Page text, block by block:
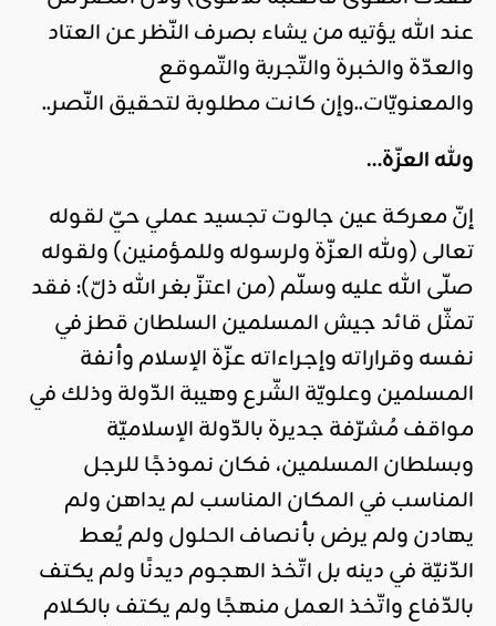
عند الله يؤتيه من يشاء بصرف النّظر عن العتاد
والعدّة والخبرة والتّجربة والتّموقع
والمعنويّات..وإن كانت مطلوبة لتحقيق النّصر..
ولله العزّة…
إنّ معركة عين جالوت تجسيد عملي حيّ لقوله
تعالى (ولله العزّة ولرسوله وللمؤمنين) ولقوله
صلّى الله عليه وسلّم (من اعتزّ بغر الله ذلّ): فقد
تمثّل قائد جيش المسلمين السلطان قطز في
نفسه وقراراته وإجراءاته عزّة الإسلام وأنفة
المسلمين وعلويّة الشّرع وهيبة الدّولة وذلك في
مواقف مُشرّفة جديرة بالدّولة الإسلاميّة
وبسلطان المسلمين، فكان نموذجًا للرجل
المناسب في المكان المناسب لم يداهن ولم
يهادن ولم يرض بأنصاف الحلول ولم يُعط
الدّنيّة في دينه بل اتّخذ الهجوم ديدنًا ولم يكتف
بالدّفاع واتّخذ العمل منهجًا ولم يكتف بالكلام